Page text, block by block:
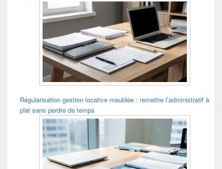
Régularisation gestion locative meublée : remettre l’administratif à
plat sans perdre de temps